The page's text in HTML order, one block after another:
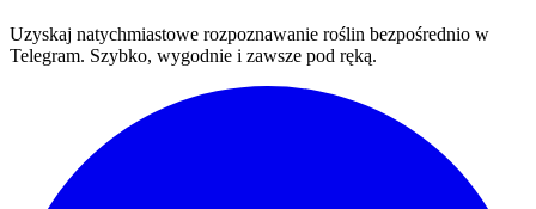
Uzyskaj natychmiastowe rozpoznawanie roślin bezpośrednio w
Telegram. Szybko, wygodnie i zawsze pod ręką.